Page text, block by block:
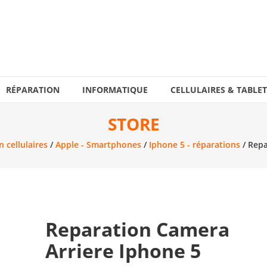
RÉPARATION INFORMATIQUE CELLULAIRES &
STORE
cellulaires /Apple - Smartphones / Iphone 5 - réparations /
Reparation Camera
Arriere Iphone 5